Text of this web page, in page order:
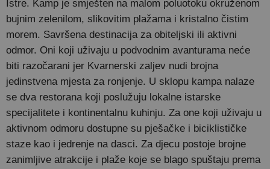
Istre. Kamp je smješten na malom poluotoku okruženom
bujnim zelenilom, slikovitim plažama i kristalno čistim
morem. Savršena destinacija za obiteljski ili aktivni
odmor. Oni koji uživaju u podvodnim avanturama neće
biti razočarani jer Kvarnerski zaljev nudi brojna
jedinstvena mjesta za ronjenje. U sklopu kampa nalaze
se dva restorana koji poslužuju lokalne istarske
specijalitete i kontinentalnu kuhinju. Za one koji uživaju u
aktivnom odmoru dostupne su pješačke i biciklističke
staze kao i jedrenje na dasci. Za djecu postoje brojne
zanimljive atrakcije i plaže koje se blago spuštaju prema